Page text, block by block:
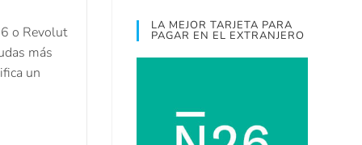
o Revolut
más
un
LA MEJOR TARJETA PARA
PAGAR EN EL EXTRANJERO